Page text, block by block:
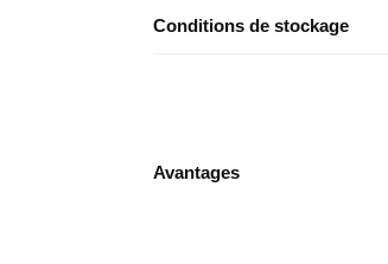
Conditions de stockage
Avantages